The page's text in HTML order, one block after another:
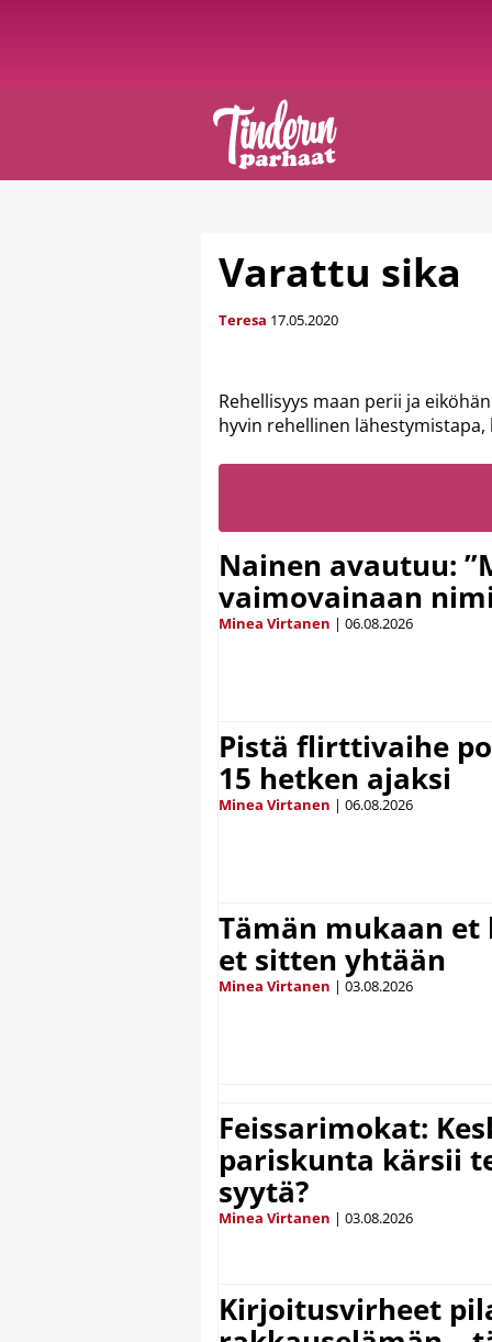
Varattu sika
Teresa 17.05.2020
Rehellisyys maan perii ja
hyvin rehellinen lähestymistapa,
Nainen avautuu:
vaimovainaan
Minea Virtanen | 06.08.2026
Pistä flirttivaihe
15 hetken ajaksi
Minea Virtanen | 06.08.2026
Tämän mukaan
et sitten yhtään
Minea Virtanen | 03.08.2026
Feissarimokat:
pariskunta kärsii
syytä?
Minea Virtanen | 03.08.2026
Kirjoitusvirheet